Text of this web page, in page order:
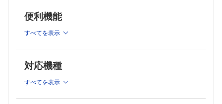
便利機能
すべてを表示
対応機種
すべてを表示